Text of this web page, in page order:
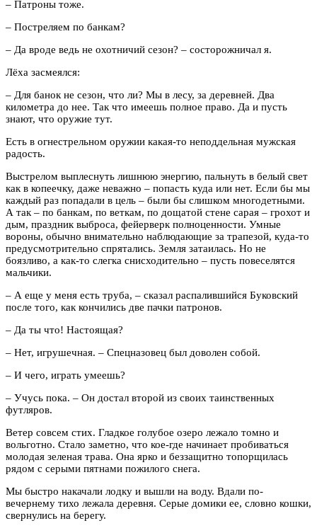
– Патроны тоже.
– Постреляем по банкам?
– Да вроде ведь не охотничий сезон? – состорожничал я.
Лёха засмеялся:
– Для банок не сезон, что ли? Мы в лесу, за деревней. Два
километра до нее. Так что имеешь полное право. Да и пусть
знают, что оружие тут.
Есть в огнестрельном оружии какая-то неподдельная мужская
радость.
Выстрелом выплеснуть лишнюю энергию, пальнуть в белый свет
как в копеечку, даже неважно – попасть куда или нет. Если бы мы
каждый раз попадали в цель – были бы слишком многодетными.
А так – по банкам, по веткам, по дощатой стене сарая – грохот и
дым, праздник выброса, фейерверк полноценности. Умные
вороны, обычно внимательно наблюдающие за трапезой, куда-то
предусмотрительно спрятались. Земля затаилась. Но не
боязливо, а как-то слегка снисходительно – пусть повеселятся
мальчики.
– А еще у меня есть труба, – сказал распалившийся Буковский
после того, как кончились две пачки патронов.
– Да ты что! Настоящая?
– Нет, игрушечная. – Спецназовец был доволен собой.
– И чего, играть умеешь?
– Учусь пока. – Он достал второй из своих таинственных
футляров.
Ветер совсем стих. Гладкое голубое озеро лежало томно и
вольготно. Стало заметно, что кое-где начинает пробиваться
молодая зеленая трава. Она ярко и беззащитно топорщилась
рядом с серыми пятнами пожилого снега.
Мы быстро накачали лодку и вышли на воду. Вдали по-
вечернему тихо лежала деревня. Серые домики ее, словно кошки,
свернулись на берегу.